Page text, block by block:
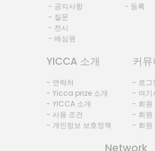
- 공지사항
- 질문
- 전시
- 배심원
- 등록
YICCA 소개
- 연락처
- Yicca prize 소개
- YICCA 소개
- 사용 조건
- 개인정보 보호정책
커
- 로그
- 여기
- 회원
- 회원
- 회원
Network